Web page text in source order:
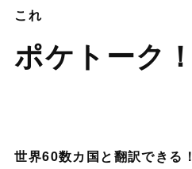
これ
ポケトーク！
世界60数カ国と翻訳できる！